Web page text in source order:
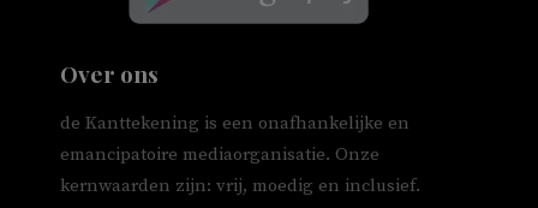
Over ons
de Kanttekening is een onafhankelijke en
emancipatoire mediaorganisatie. Onze
kernwaarden zijn: vrij, moedig en inclusief.